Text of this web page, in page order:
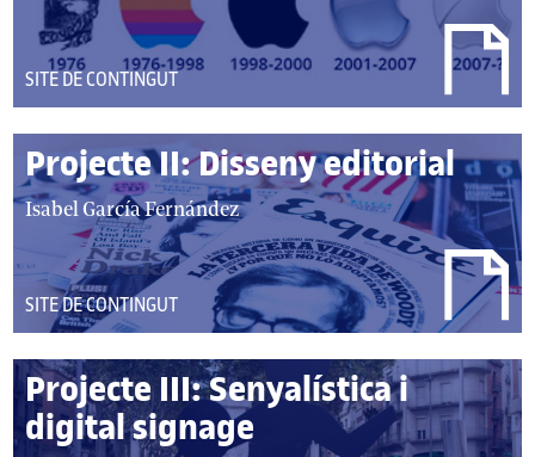
DEL
TIPUS:
SITE DE CONTINGUT
Projecte II: Disseny editorial
autor/autors:
Isabel García Fernández
DEL
TIPUS:
SITE DE CONTINGUT
Projecte III: Senyalística i
digital signage